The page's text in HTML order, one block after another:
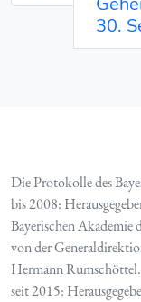
30.
Die Protokolle des
bis 2008:
Bayerischen Akademie
von der
Hermann Rumschöttel.
seit 2015: